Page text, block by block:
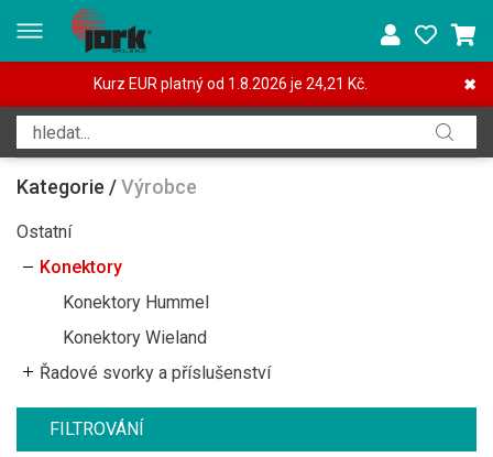
✖
Kurz EUR platný od 1.8.2026 je 24,21 Kč.
Kategorie /Výrobce
Ostatní
Konektory
Konektory Hummel
Konektory Wieland
Řadové svorky a příslušenství
FILTROVÁNÍ